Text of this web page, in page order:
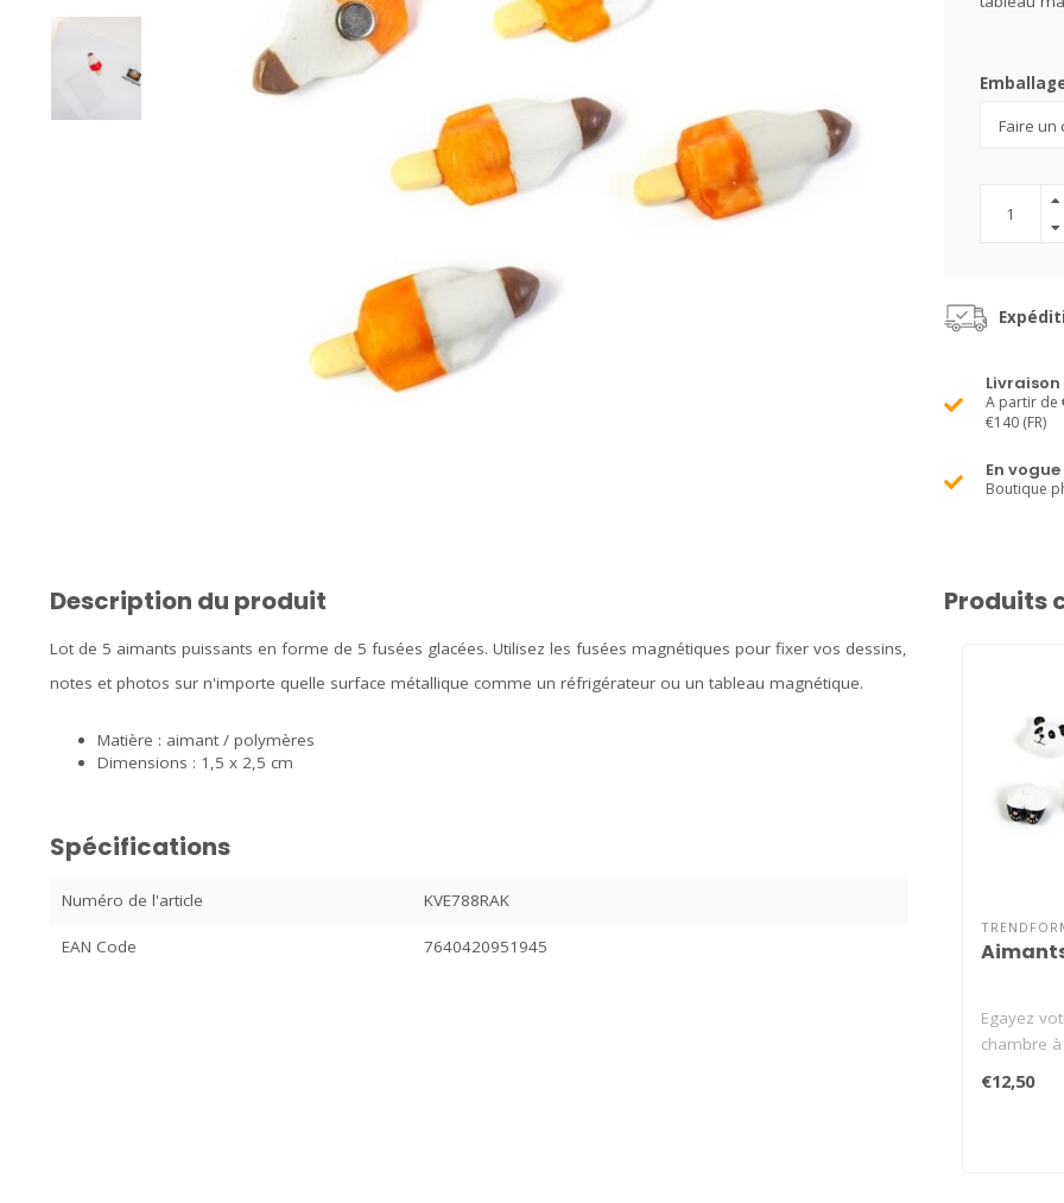
A partir de
€140 (FR)
En
Boutique
Description du produit
Lot de 5 aimants puissants en forme de 5 fusées glacées. Utilisez les fusées magnétiques pour fixer vos dessins,
notes et photos sur n'importe quelle surface métallique comme un réfrigérateur ou un tableau magnétique.
Matière : aimant / polymères
Dimensions : 1,5 x 2,5 cm
Spécifications
Numéro de l'article KVE788RAK
EAN Code 7640420951945
Produits
Egayez
chambre
€12,50